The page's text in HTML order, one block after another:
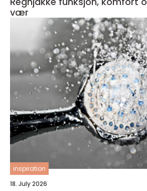
vær
inspiration
18. July 2026